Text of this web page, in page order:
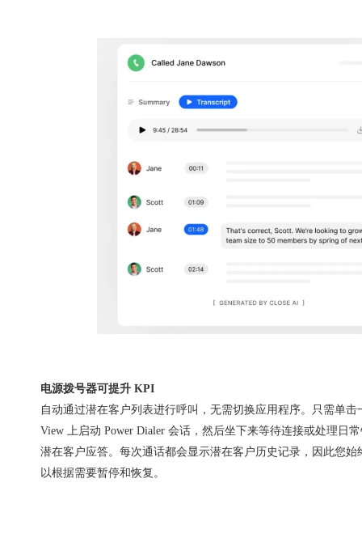
电源拨号器可提升 KPI
自动通过潜在客户列表进行呼叫，无需切换应用程序。只需单击
View 上启动 Power Dialer 会话，然后坐下来等待连接或处理日
潜在客户应答。每次通话都会显示潜在客户历史记录，因此您始
以根据需要暂停和恢复。